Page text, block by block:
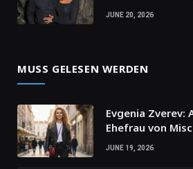
JUNE 20, 2026
MUSS GELESEN WERDEN
Evgenia Zverev:
Ehefrau von
JUNE 19, 2026